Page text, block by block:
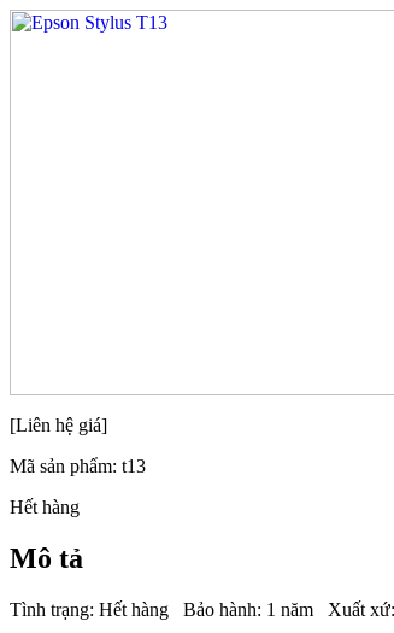
[Liên hệ giá]
Mã sản phẩm: t13
Hết hàng
Mô tả
Tình trạng: Hết hàng Bảo hành: 1 năm Xuất